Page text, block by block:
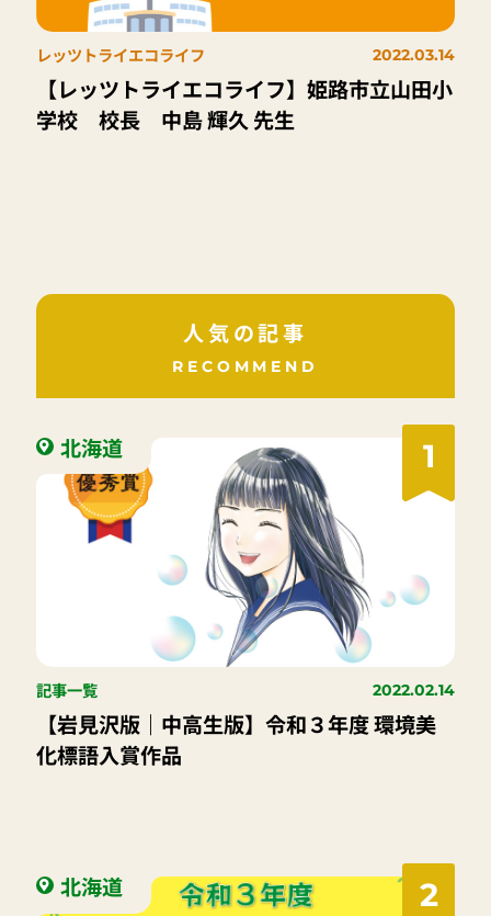
レッツトライエコライフ 2022.03.14
【レッツトライエコライフ】姫路市立山田小
学校 校長 中島 輝久 先生
人気の記事
RECOMMEND
1
北海道
記事一覧 2022.02.14
【岩見沢版｜中高生版】令和３年度 環境美
化標語入賞作品
2
北海道